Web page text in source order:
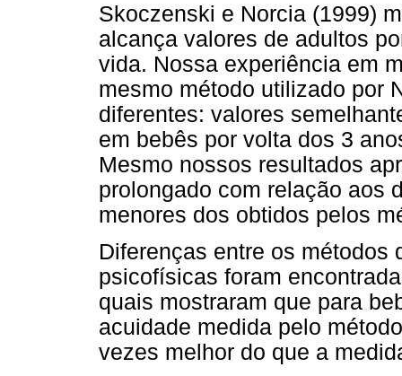
Skoczenski e Norcia (1999)
alcança valores de adultos
vida. Nossa experiência em
mesmo método utilizado por
diferentes: valores
em bebês por volta dos 3
Mesmo nossos resultados
prolongado com relação aos
menores dos obtidos pelos
Diferenças entre os métodos
psicofísicas foram
quais mostraram que para
acuidade medida pelo
vezes melhor do que a